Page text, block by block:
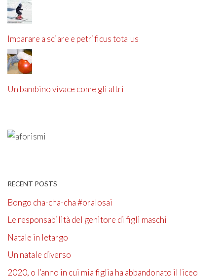
Imparare a sciare e petrificus totalus
Un bambino vivace come gli altri
RECENT POSTS
Bongo cha-cha-cha #oralosai
Le responsabilità del genitore di figli maschi
Natale in letargo
Un natale diverso
2020, o l’anno in cui mia figlia ha abbandonato il liceo